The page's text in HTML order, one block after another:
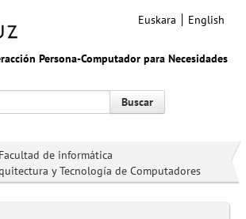
Persona-Computador para Necesidades
Euskara English
Buscar
de informática
y Tecnología de Computadores